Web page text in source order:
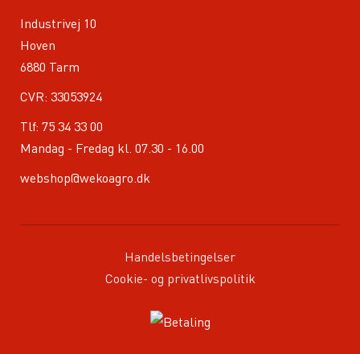
Industrivej 10
Hoven
6880 Tarm
CVR: 33053924
Tlf: 75 34 33 00
Mandag - Fredag kl. 07.30 - 16.00
webshop@wekoagro.dk
Handelsbetingelser
Cookie- og privatlivspolitik